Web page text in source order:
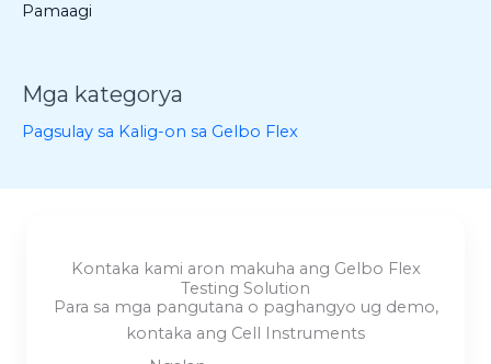
Pamaagi
Mga kategorya
Pagsulay sa Kalig-on sa Gelbo Flex
Kontaka kami aron makuha ang Gelbo Flex
Testing Solution
Para sa mga pangutana o paghangyo ug demo,
kontaka ang Cell Instruments